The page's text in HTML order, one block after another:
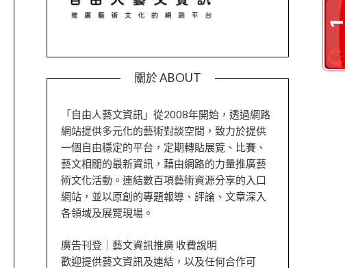
關於 ABOUT
「自由人藝文資訊」從2008年開始，透過網路
網站提供多元化的藝術對談空間，致力於提供
一個自由穩定的平台，定期轉貼展覽、比賽、
藝文相關的最新資訊，藉由網路的力量推廣藝
術文化活動。連結數百項藝術資源分享的入口
網站，並以原創的專題報導、評論、文章深入
各領域及展覽現場。
廣告刊登｜藝文資訊推廣 收費說明
歡迎提供藝文資訊及連結，以及任何合作可